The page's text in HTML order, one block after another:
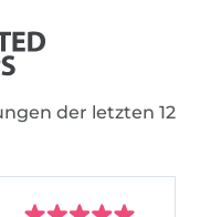
der letzten 12